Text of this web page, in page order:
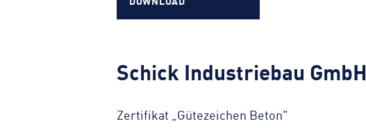
DOWNLOAD
Schick Industriebau GmbH
Zertifikat „Gütezeichen Beton"